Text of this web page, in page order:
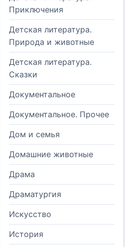
Приключения
Детская литература.
Природа и животные
Детская литература.
Сказки
Документальное
Документальное. Прочее
Дом и семья
Домашние животные
Драма
Драматургия
Искусство
История